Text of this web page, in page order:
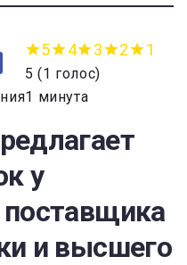
5 4 3 2 1
5 (1 голос)
минута
у
поставщика
и высшего